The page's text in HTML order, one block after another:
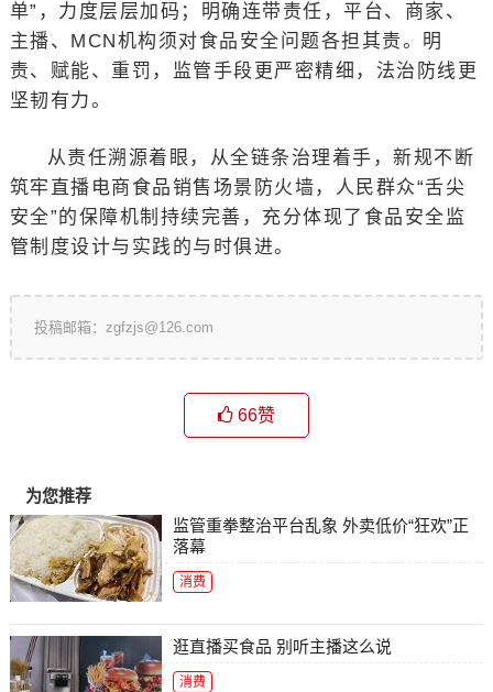
单”，力度层层加码；明确连带责任，平台、商家、
主播、MCN机构须对食品安全问题各担其责。明
责、赋能、重罚，监管手段更严密精细，法治防线更
坚韧有力。
从责任溯源着眼，从全链条治理着手，新规不断
筑牢直播电商食品销售场景防火墙，人民群众“舌尖
安全”的保障机制持续完善，充分体现了食品安全监
管制度设计与实践的与时俱进。
投稿邮箱：zgfzjs@126.com
66赞
为您推荐
监管重拳整治平台乱象 外卖低价“狂欢”正
落幕
消费
逛直播买食品 别听主播这么说
消费